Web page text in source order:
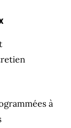
à